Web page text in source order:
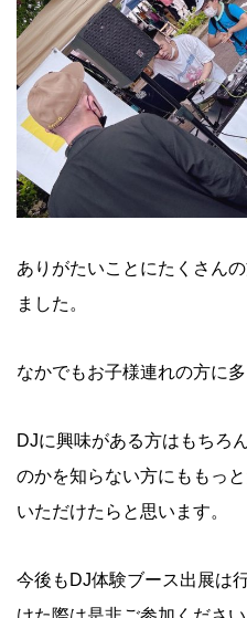
ありがたいことにたくさん
ました。
なかでもお子様連れの方に
DJに興味がある方はもちろ
のかを知らない方にももっ
いただけたらと思います。
今後もDJ体験ブース出展は